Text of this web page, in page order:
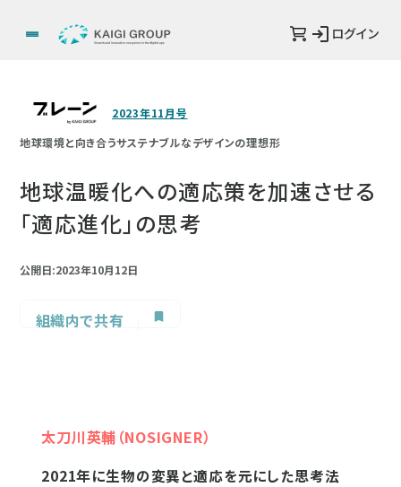
ログイン
2023年11月号
地球環境と向き合うサステナブルなデザインの理想形
地球温暖化への適応策を加速させる
「適応進化」の思考
公開日:2023年10月12日
組織内で共有
太刀川英輔（NOSIGNER）
2021年に生物の変異と適応を元にした思考法